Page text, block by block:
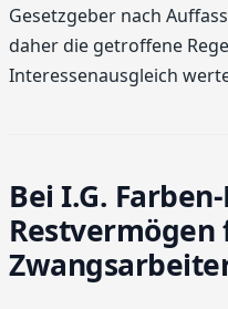
Gesetzgeber nach
daher die getroffene
Interessenausgleich
Bei I.G.
Restvermögen